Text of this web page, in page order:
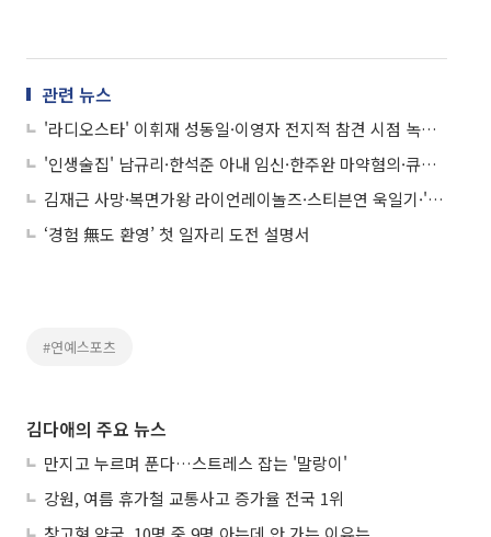
관련 뉴스
'라디오스타' 이휘재 성동일·이영자 전지적 참견 시점 녹화 불참·윤기원 황은정 이혼·윤문식 폐암수술 등
'인생술집' 남규리·한석준 아내 임신·한주완 마약혐의·큐리 장천 럽스타그램 의혹 등
김재근 사망·복면가왕 라이언레이놀즈·스티븐연 욱일기·'효리네 민박2' 윤아 눈물 등
‘경험 無도 환영’ 첫 일자리 도전 설명서
#연예스포츠
김다애의 주요 뉴스
만지고 누르며 푼다…스트레스 잡는 '말랑이'
강원, 여름 휴가철 교통사고 증가율 전국 1위